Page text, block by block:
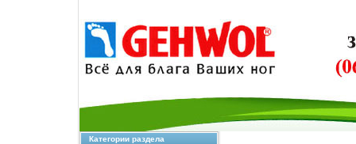
Категории раздела